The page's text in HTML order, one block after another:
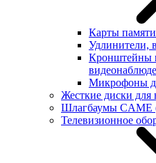
Карты
Удлинители,
Кронштейны
Микрофоны
Жесткие диски для
Шлагбаумы CAME
Телевизионное